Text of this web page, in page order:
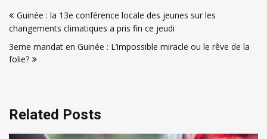
de
l’article
Guinée : la 13e conférence locale des jeunes sur les
changements climatiques a pris fin ce jeudi
3eme mandat en Guinée : L’impossible miracle ou le rêve de la
folie?
Related Posts